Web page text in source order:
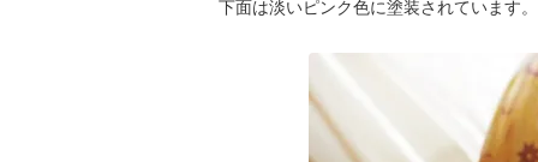
下面は淡いピンク色に塗装されています。